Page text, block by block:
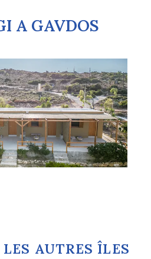
A GAVDOS
AUTRES ÎLES